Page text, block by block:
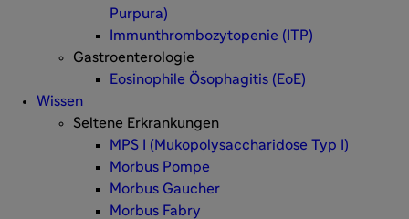
Purpura)
Immunthrombozytopenie (ITP)
Gastroenterologie
Eosinophile Ösophagitis (EoE)
Wissen
Seltene Erkrankungen
MPS I (Mukopolysaccharidose Typ I)
Morbus Pompe
Morbus Gaucher
Morbus Fabry